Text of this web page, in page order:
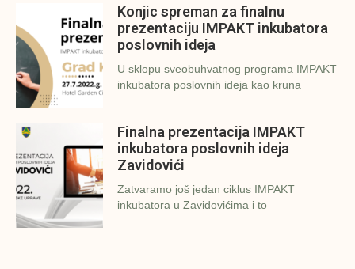
Konjic spreman za finalnu
prezentaciju IMPAKT inkubatora
poslovnih ideja
U sklopu sveobuhvatnog programa IMPAKT
inkubatora poslovnih ideja kao kruna
Finalna prezentacija IMPAKT
inkubatora poslovnih ideja
Zavidovići
Zatvaramo još jedan ciklus IMPAKT
inkubatora u Zavidovićima i to